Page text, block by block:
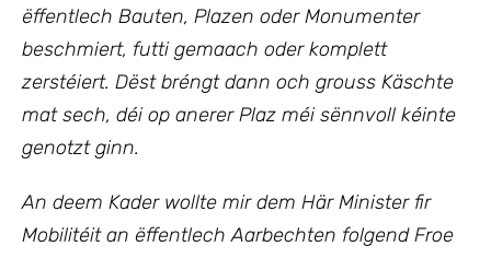
ëffentlech Bauten, Plazen oder Monumenter
beschmiert, futti gemaach oder komplett
zerstéiert. Dëst bréngt dann och grouss Käschte
mat sech, déi op anerer Plaz méi sënnvoll kéinte
genotzt ginn.
An deem Kader wollte mirdem Här Minister fir
Mobilitéit an ëffentlech Aarbechten folgend Froe